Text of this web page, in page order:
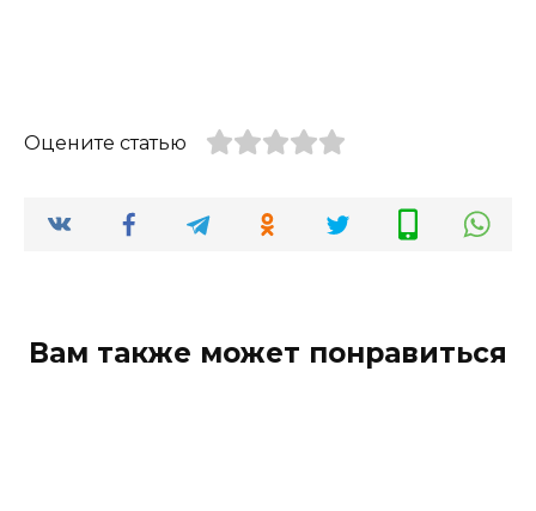
Оцените статью
Вам также может понравиться